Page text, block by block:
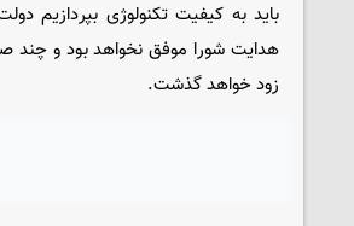
باید به کیفیت تکنولوژی بپردازیم
هدایت شورا موفق نخواهد بود و
زود خواهد گذشت.